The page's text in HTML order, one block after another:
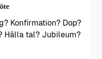
Konfirmation? Dop?
Hålla tal? Jubileum?